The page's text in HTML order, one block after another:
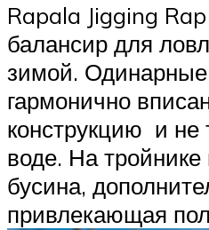
Rapala Jigging
балансир для
зимой. Одинарные
гармонично
конструкцию и не
воде. На тройнике
бусина,
привлекающая